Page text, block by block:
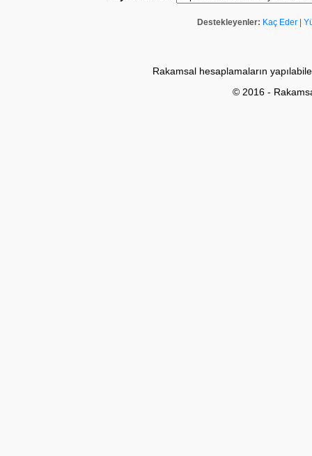
Destekleyenler: Kaç Eder
Rakamsal hesaplamaların
© 2016 -